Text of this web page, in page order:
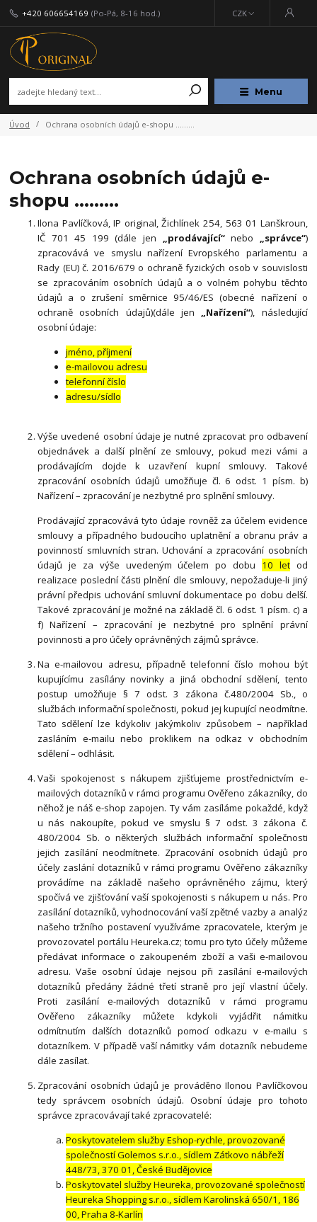
Menu
CZK
+420 606654169 (Po-Pá, 8-16 hod.)
Úvod Ochrana osobních údajů e-shopu ………
Ochrana osobních údajů e-
shopu ………
Ilona Pavlíčková, IP original, Žichlínek 254, 563 01 Lanškroun,
IČ 701 45 199 (dále jen „prodávající“nebo „správce“)
zpracovává ve smyslu nařízení Evropského parlamentu a
Rady (EU) č. 2016/679 o ochraně fyzických osob v souvislosti
se zpracováním osobních údajů a o volném pohybu těchto
údajů a o zrušení směrnice 95/46/ES (obecné nařízení o
ochraně osobních údajů)(dále jen „Nařízení“), následující
osobní údaje:
jméno, příjmení
e-mailovou adresu
telefonní číslo
adresu/sídlo
Výše uvedené osobní údaje je nutné zpracovat pro odbavení
objednávek a další plnění ze smlouvy, pokud mezi vámi a
prodávajícím dojde k uzavření kupní smlouvy. Takové
zpracování osobních údajů umožňuje čl. 6 odst. 1 písm. b)
Nařízení – zpracování je nezbytné pro splnění smlouvy.
Prodávající zpracovává tyto údaje rovněž za účelem evidence
smlouvy a případného budoucího uplatnění a obranu práv a
povinností smluvních stran. Uchování a zpracování osobních
údajů je za výše uvedeným účelem po dobu 10 letod
realizace poslední části plnění dle smlouvy, nepožaduje-li jiný
právní předpis uchování smluvní dokumentace po dobu delší.
Takové zpracování je možné na základě čl. 6 odst. 1 písm. c) a
f) Nařízení – zpracování je nezbytné pro splnění právní
povinnosti a pro účely oprávněných zájmů správce.
Na e-mailovou adresu, případně telefonní číslo mohou být
kupujícímu zasílány novinky a jiná obchodní sdělení, tento
postup umožňuje § 7 odst. 3 zákona č.480/2004 Sb., o
službách informační společnosti, pokud jej kupující neodmítne.
Tato sdělení lze kdykoliv jakýmkoliv způsobem – například
zasláním e-mailu nebo proklikem na odkaz v obchodním
sdělení – odhlásit.
Vaši spokojenost s nákupem zjišťujeme prostřednictvím e-
mailových dotazníků v rámci programu Ověřeno zákazníky, do
něhož je náš e-shop zapojen. Ty vám zasíláme pokaždé, když
u nás nakoupíte, pokud ve smyslu § 7 odst. 3 zákona č.
480/2004 Sb. o některých službách informační společnosti
jejich zasílání neodmítnete. Zpracování osobních údajů pro
účely zaslání dotazníků v rámci programu Ověřeno zákazníky
provádíme na základě našeho oprávněného zájmu, který
spočívá ve zjišťování vaší spokojenosti s nákupem u nás. Pro
zasílání dotazníků, vyhodnocování vaší zpětné vazby a analýz
našeho tržního postavení využíváme zpracovatele, kterým je
provozovatel portálu Heureka.cz; tomu pro tyto účely můžeme
předávat informace o zakoupeném zboží a vaši e-mailovou
adresu. Vaše osobní údaje nejsou při zasílání e-mailových
dotazníků předány žádné třetí straně pro její vlastní účely.
Proti zasílání e-mailových dotazníků v rámci programu
Ověřeno zákazníky můžete kdykoli vyjádřit námitku
odmítnutím dalších dotazníků pomocí odkazu v e-mailu s
dotazníkem. V případě vaší námitky vám dotazník nebudeme
dále zasílat.
Zpracování osobních údajů je prováděno Ilonou Pavlíčkovou
tedy správcem osobních údajů. Osobní údaje pro tohoto
správce zpracovávají také zpracovatelé:
Poskytovatelem služby Eshop-rychle, provozované
společností Golemos s.r.o., sídlem Zátkovo nábřeží
448/73, 370 01, České Budějovice
Poskytovatel služby Heureka, provozované společností
Heureka Shopping s.r.o., sídlem Karolinská 650/1, 186
00, Praha 8-Karlín